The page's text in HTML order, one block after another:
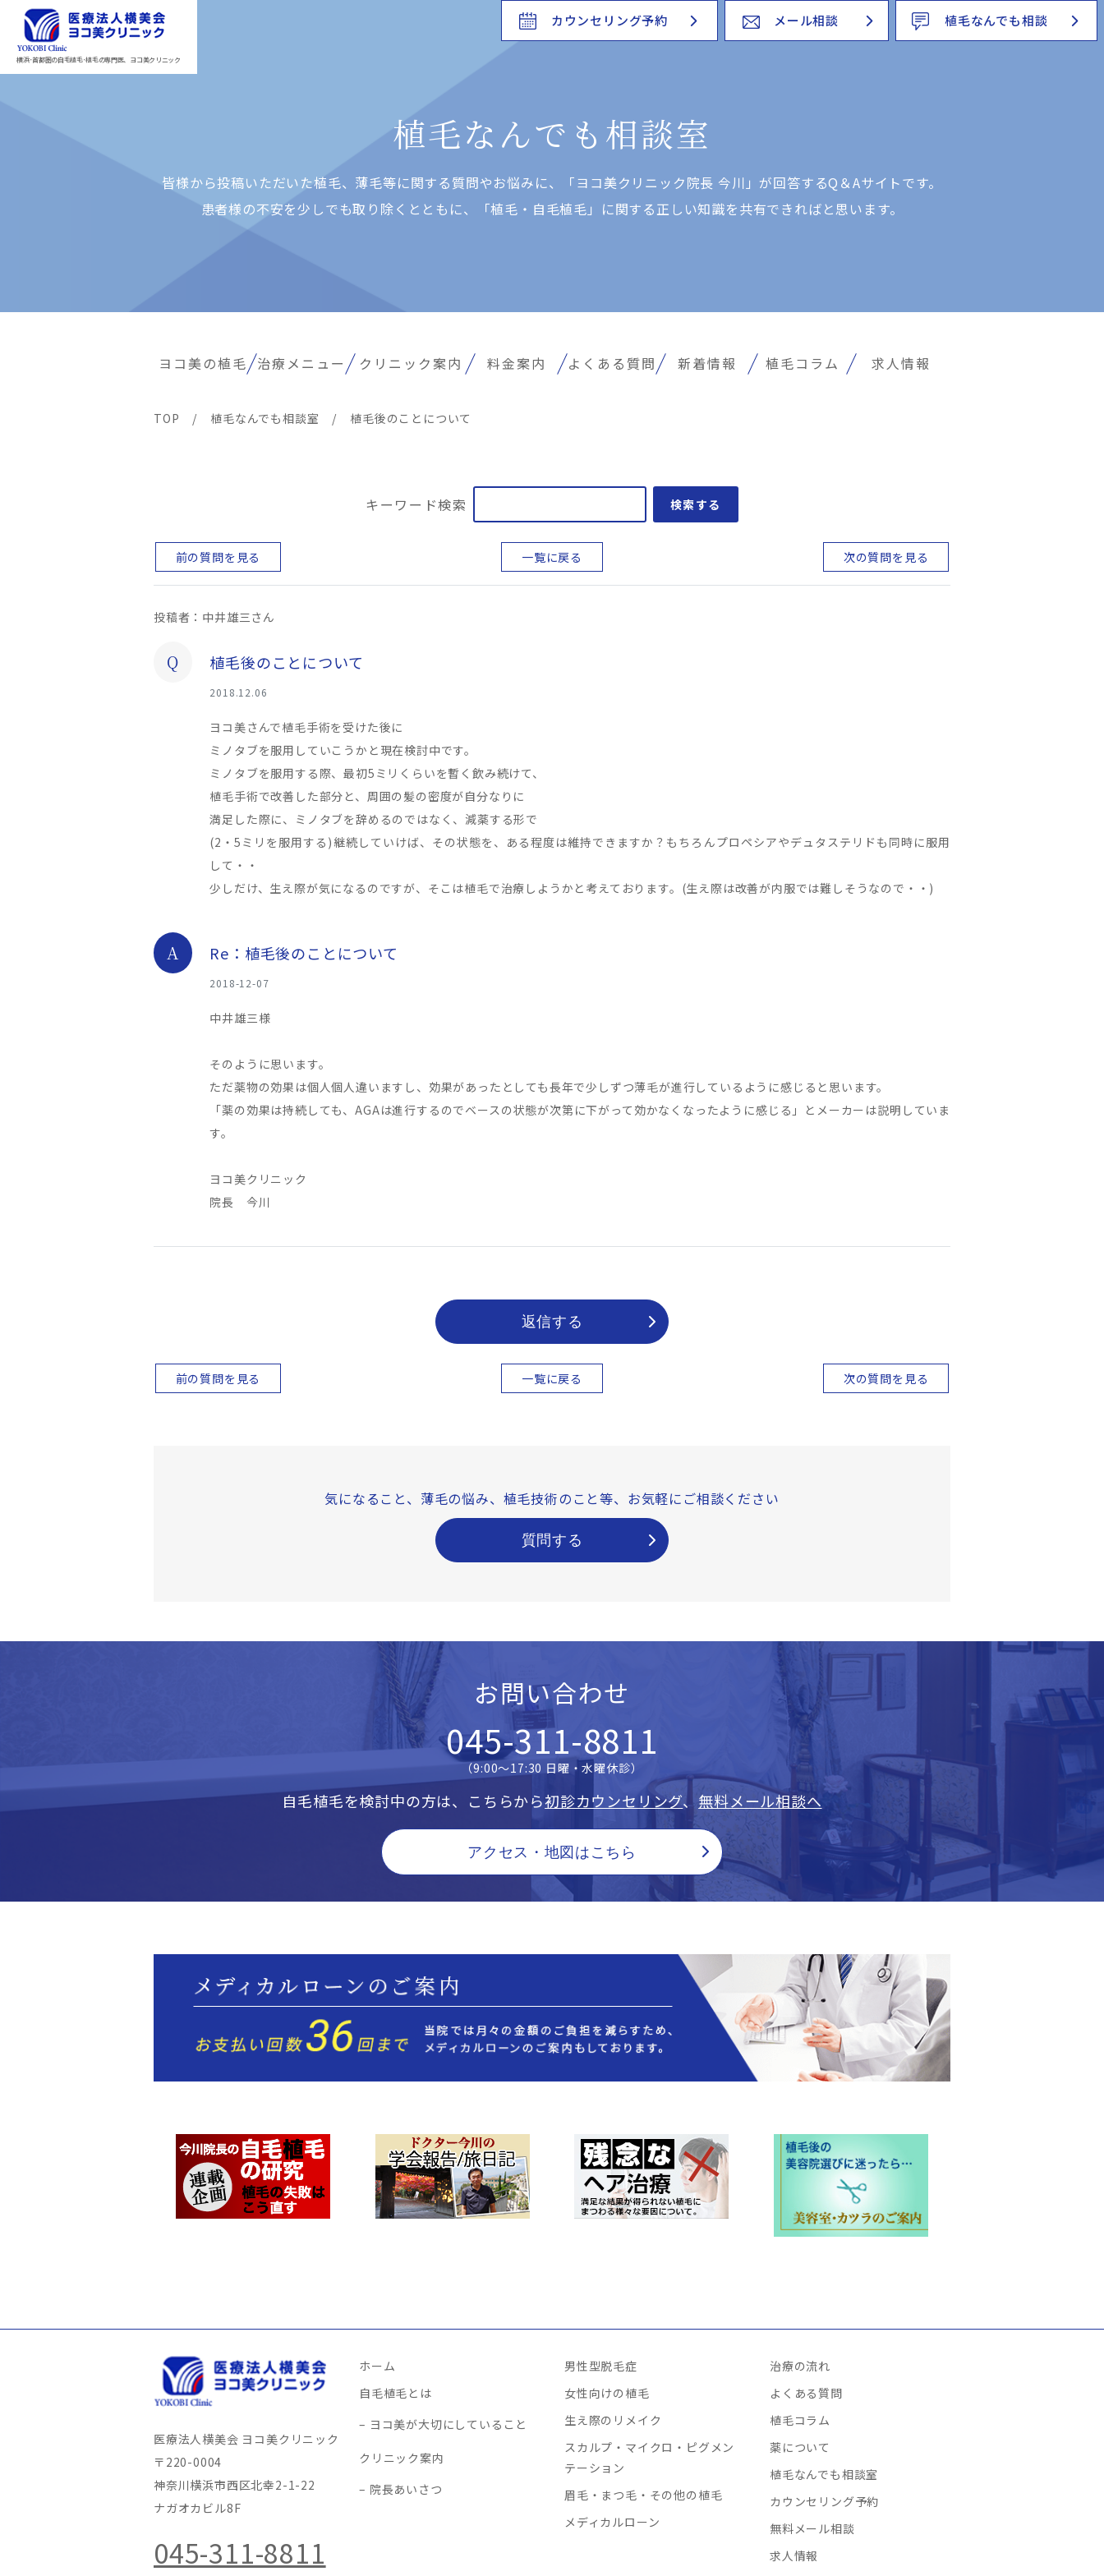
横浜･首都圏の自毛植毛･植毛の専門医、ヨコ美クリニック
カウンセリング予約 メール相談 植毛なんでも相談
植毛なんでも相談室
皆様から投稿いただいた植⽑、薄⽑等に関する質問やお悩みに、「ヨコ美クリニック院⻑ 今川」が回答するQ＆Aサイトです。
患者様の不安を少しでも取り除くとともに、「植⽑・⾃⽑植⽑」に関する正しい知識を共有できればと思います。
ヨコ美の植毛 治療メニュー クリニック案内 料金案内 よくある質問 新着情報 植毛コラム 求人情報
TOP / 植毛なんでも相談室 / 植毛後のことについて
キーワード検索 検索する
前の質問を見る 一覧に戻る 次の質問を見る
投稿者：中井雄三さん
Q 植毛後のことについて
2018.12.06
ヨコ美さんで植毛手術を受けた後に
ミノタブを服用していこうかと現在検討中です。
ミノタブを服用する際、最初5ミリくらいを暫く飲み続けて、
植毛手術で改善した部分と、周囲の髪の密度が自分なりに
満足した際に、ミノタブを辞めるのではなく、減薬する形で
(2・5ミリを服用する)継続していけば、その状態を、ある程度は維持できますか？もちろんプロペシアやデュタステリドも同時に服用
して・・
少しだけ、生え際が気になるのですが、そこは植毛で治療しようかと考えております。(生え際は改善が内服では難しそうなので・・)
A Re：植毛後のことについて
2018-12-07
中井雄三様
そのように思います。
ただ薬物の効果は個人個人違いますし、効果があったとしても長年で少しずつ薄毛が進行しているように感じると思います。
「薬の効果は持続しても、AGAは進行するのでベースの状態が次第に下がって効かなくなったように感じる」とメーカーは説明していま
す。
ヨコ美クリニック
院長 今川
返信する
前の質問を見る 一覧に戻る 次の質問を見る
気になること、薄毛の悩み、 植毛技術のこと等、 お気軽にご相談ください
質問する
お問い合わせ
045-311-8811
（9:00〜17:30 日曜・水曜休診）
自毛植毛を検討中の方は、こちらから初診カウンセリング、 無料メール相談へ
アクセス・地図はこちら
医療法人横美会 ヨコ美クリニック
〒220-0004
神奈川横浜市西区北幸2-1-22
ナガオカビル8F
045-311-8811
ホーム
自毛植毛とは
ヨコ美が大切にしていること
クリニック案内
院長あいさつ
男性型脱毛症
女性向けの植毛
生え際のリメイク
スカルプ・マイクロ・ピグメン
テーション
眉毛・まつ毛・その他の植毛
メディカルローン
治療の流れ
よくある質問
植毛コラム
薬について
植毛なんでも相談室
カウンセリング予約
無料メール相談
求人情報